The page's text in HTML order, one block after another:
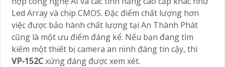
Led Array và chip CMOS. Đặc điểm chất lượng hơn
việc được bảo hành chất lượng tại An Thành Phát
cũng là một ưu điểm đáng kể. Nếu bạn đang tìm
kiếm một thiết bị camera an ninh đáng tin cậy, thì
VP-152Cxứng đáng được xem xét.